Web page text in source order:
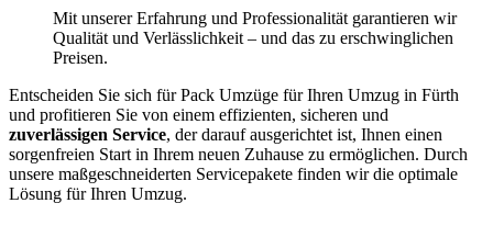
Mit unserer Erfahrung und Professionalität garantieren wir
Qualität und Verlässlichkeit – und das zu erschwinglichen
Preisen.
Entscheiden Sie sich für Pack Umzüge für Ihren Umzug in Fürth
und profitieren Sie von einem effizienten, sicheren und
zuverlässigen Service, der darauf ausgerichtet ist, Ihnen einen
sorgenfreien Start in Ihrem neuen Zuhause zu ermöglichen. Durch
unsere maßgeschneiderten Servicepakete finden wir die optimale
Lösung für Ihren Umzug.